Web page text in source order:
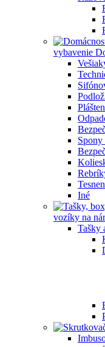
vybavenie
Spony
Iné
vozíky na
Tašky